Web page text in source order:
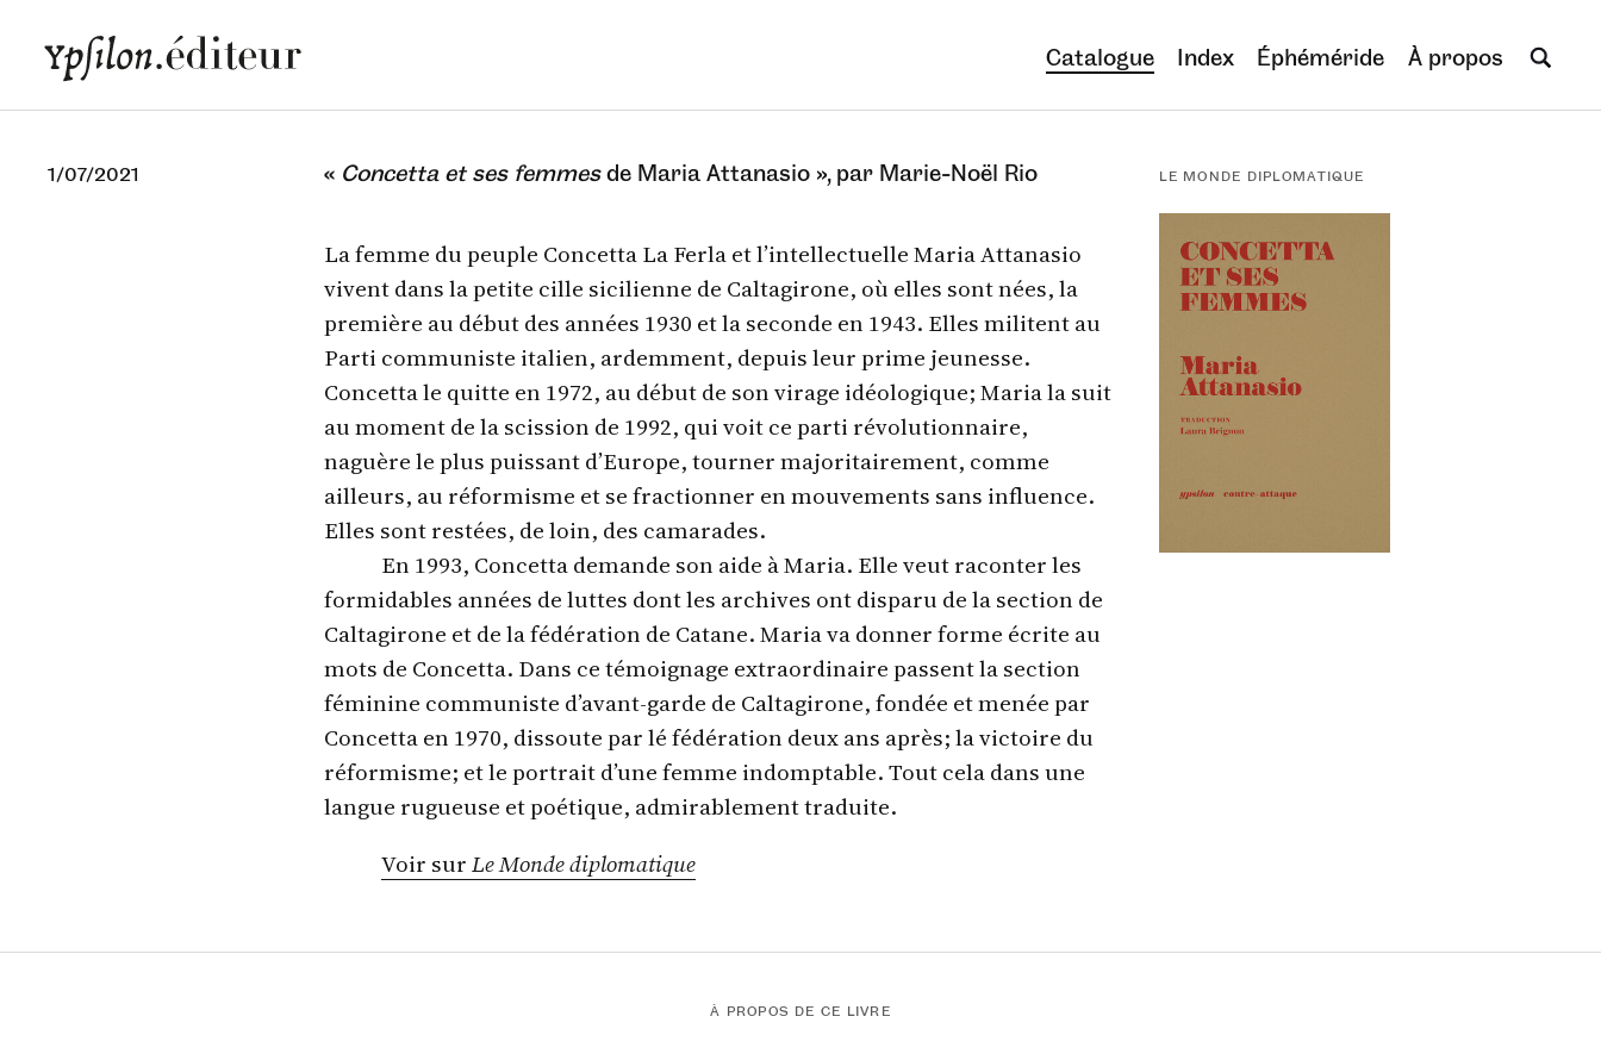
Catalogue Index Éphéméride À propos
1/07/2021 « Concetta et ses femmesde Maria Attanasio », par Marie‑Noël Rio LE MONDE DIPLOMATIQUE
La femme du peuple Concetta La Ferla et l’intellectuelle Maria Attanasio
vivent dans la petite cille sicilienne de Caltagirone, où elles sont nées, la
première au début des années 1930 et la seconde en 1943. Elles militent au
Parti communiste italien, ardemment, depuis leur prime jeunesse.
Concetta le quitte en 1972, au début de son virage idéologique; Maria la suit
au moment de la scission de 1992, qui voit ce parti révolutionnaire,
naguère le plus puissant d’Europe, tourner majoritairement, comme
ailleurs, au réformisme et se fractionner en mouvements sans influence.
Elles sont restées, de loin, des camarades.
En 1993, Concetta demande son aide à Maria. Elle veut raconter les
formidables années de luttes dont les archives ont disparu de la section de
Caltagirone et de la fédération de Catane. Maria va donner forme écrite au
mots de Concetta. Dans ce témoignage extraordinaire passent la section
féminine communiste d’avant-garde de Caltagirone, fondée et menée par
Concetta en 1970, dissoute par lé fédération deux ans après; la victoire du
réformisme; et le portrait d’une femme indomptable. Tout cela dans une
langue rugueuse et poétique, admirablement traduite.
Voir surLe Monde diplomatique
À PROPOS DE CE LIVRE